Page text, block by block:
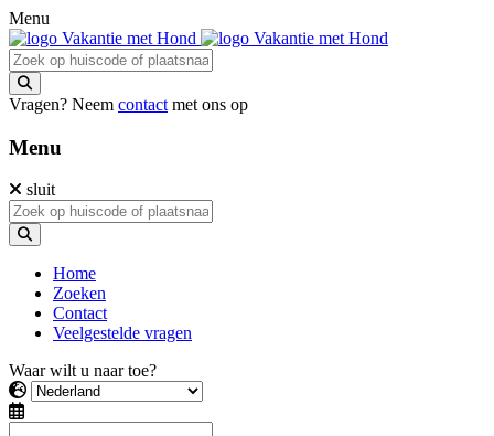
Menu
Vragen? Neem contact met ons op
Menu
sluit
Home
Zoeken
Contact
Veelgestelde vragen
Waar wilt u naar toe?